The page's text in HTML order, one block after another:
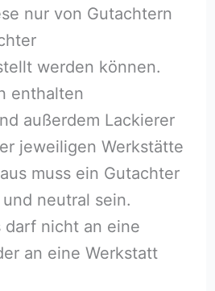
nur von Gutachtern
werden können.
enthalten
außerdem Lackierer
jeweiligen Werkstätte
muss ein Gutachter
neutral sein.
darf nicht an eine
an eine Werkstatt